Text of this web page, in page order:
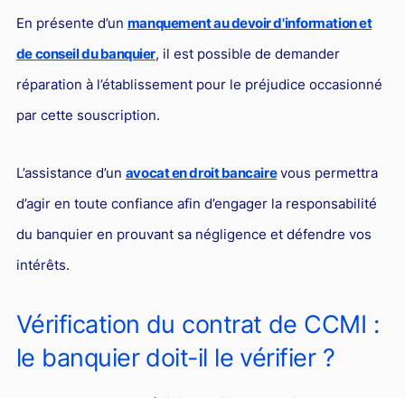
En présente d’un manquement au devoir d'information et
de conseil du banquier, il est possible de demander
réparation à l’établissement pour le préjudice occasionné
par cette souscription.
L’assistance d’un avocat en droit bancairevous permettra
d’agir en toute confiance afin d’engager la responsabilité
du banquier en prouvant sa négligence et défendre vos
intérêts.
Vérification du contrat de CCMI :
le banquier doit-il le vérifier ?